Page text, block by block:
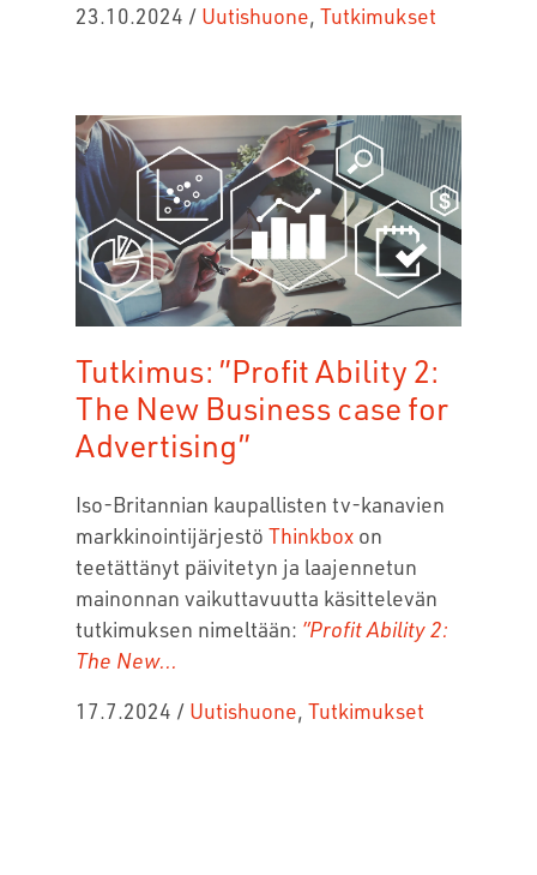
23.10.2024 / Uutishuone, Tutkimukset
Tutkimus: ”Profit Ability 2:
The New Business case for
Advertising”
Iso-Britannian kaupallisten tv-kanavien
markkinointijärjestö Thinkbox on
teetättänyt päivitetyn ja laajennetun
mainonnan vaikuttavuutta käsittelevän
tutkimuksen nimeltään: ”Profit Ability 2:
The New...
17.7.2024 / Uutishuone, Tutkimukset